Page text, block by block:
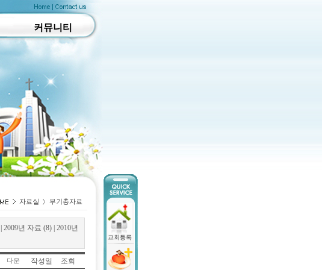
커뮤니티
2009년 자료 (8)| 2010년
다운 작성일 조회